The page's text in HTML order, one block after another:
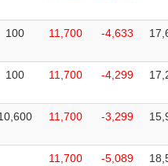
100 11,700 -4,633
100 11,700 -4,299
11,700 -3,299
11,700 -5,089